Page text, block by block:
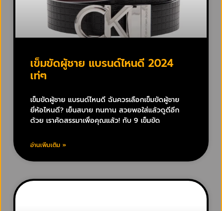
เข็มขัดผู้ชาย แบรนด์ไหนดี 2024
เท่ๆ
เข็มขัดผู้ชาย แบรนด์ไหนดี ฉันควรเลือกเข็มขัดผู้ชาย
ยี่ห้อไหนดี? เย็นสบาย ทนทาน สวยพอใส่แล้วดูดีอีก
ด้วย เราคัดสรรมาเพื่อคุณแล้ว! กับ 9 เข็มขัด
อ่านเพิ่มเติม »